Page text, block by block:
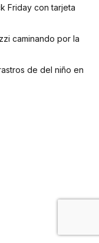
Friday con tarjeta
caminando por la
de del niño en